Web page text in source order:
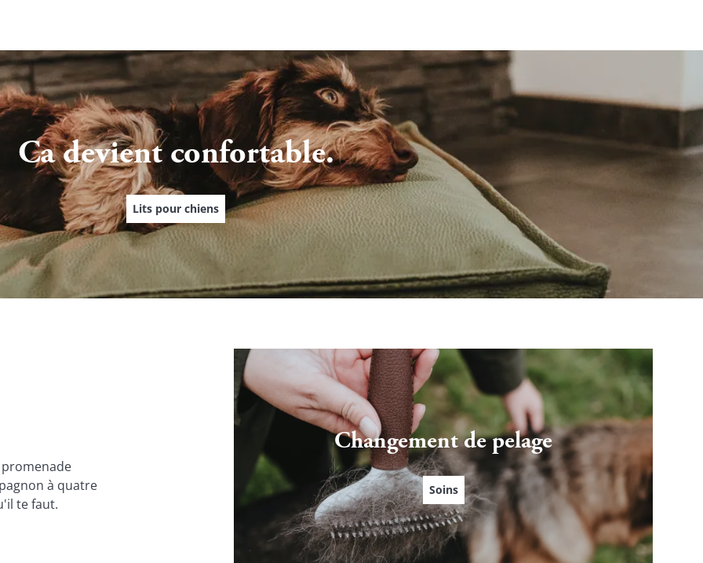
Ca devient confortable.
Lits pour chiens
à quatre
te faut.
Changement de pelage
Soins